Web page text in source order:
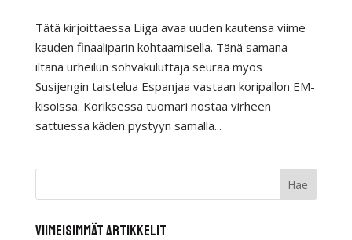
Tätä kirjoittaessa Liiga avaa uuden kautensa viime
kauden finaaliparin kohtaamisella. Tänä samana
iltana urheilun sohvakuluttaja seuraa myös
Susijengin taistelua Espanjaa vastaan koripallon EM-
kisoissa. Koriksessa tuomari nostaa virheen
sattuessa käden pystyyn samalla...
Viimeisimmät artikkelit